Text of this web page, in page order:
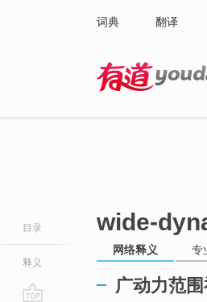
词典 翻译
目录
释义
wide-
网络释义 专
广动力范